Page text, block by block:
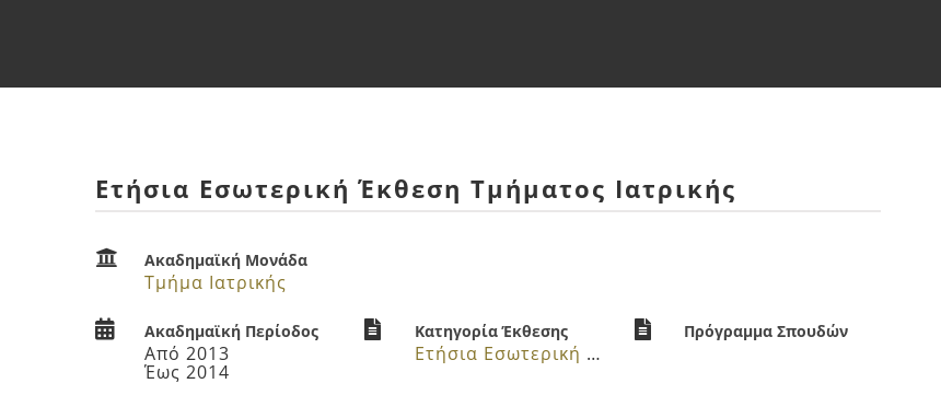
Ετήσια Εσωτερική Έκθεση Τμήματος Ιατρικής
Ακαδημαϊκή Μονάδα
Τμήμα Ιατρικής
Ακαδημαϊκή Περίοδος
Από 2013
Έως 2014
Κατηγορία Έκθεσης
Ετήσια Εσωτερική Έκθεση
Πρόγραμμα Σπουδών